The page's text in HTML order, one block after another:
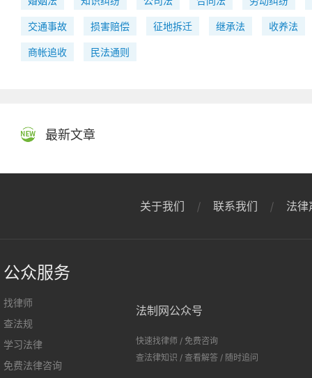
交通事故 损害赔偿 征地拆迁 继承法 收养法
商帐追收 民法通则
最新文章
关于我们 联系我们 法律
公众服务
找律师
查法规
学习法律
免费法律咨询
法制网公众号
快速找律师 / 免费咨询
查法律知识 / 查看解答 / 随时追问